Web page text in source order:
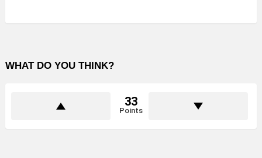
WHAT DO YOU THINK?
33
Points